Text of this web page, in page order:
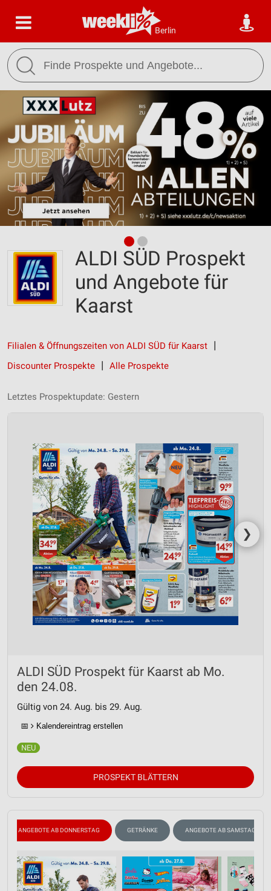
Berlin
ALDI SÜD Prospekt
und Angebote für
Kaarst
Filialen & Öffnungszeiten von ALDI SÜD für Kaarst
Discounter Prospekte
Alle Prospekte
Letztes Prospektupdate: Gestern
❯
ALDI SÜD Prospekt für Kaarst ab Mo.
den 24.08.
Gültig von 24. Aug. bis 29. Aug.
📅 Kalendereintrag erstellen
PROSPEKT BLÄTTERN
ANGEBOTE AB DONNERSTAG GETRÄNKE ANGEBOTE AB SAMSTAG